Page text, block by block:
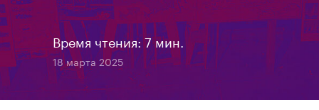
Время чтения: 7 мин.
18 марта 2025